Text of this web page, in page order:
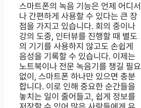
스마트폰의 녹음 기능은 언제 어디서
나 간편하게 사용할 수 있다는 큰 장
점을 가지고 있습니다. 회의 중이나
강의 도중, 인터뷰를 진행할 때 별도
의 기기를 사용하지 않고도 손쉽게
음성을 기록할 수 있습니다. 이제는
노트북이나 전문 녹음기를 챙길 필요
없이, 스마트폰 하나만 있으면 충분
합니다. 이로 인해 중요한 순간들을
놓치는 일이 줄어들고, 쉽게 정보를